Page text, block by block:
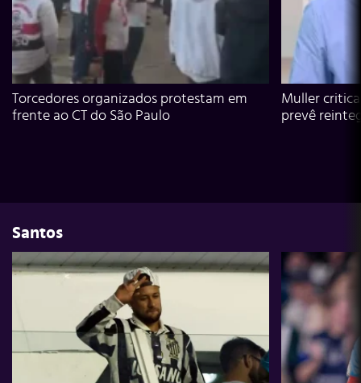
Torcedores organizados protestam em
frente ao CT do São Paulo
Muller
prevê
Santos